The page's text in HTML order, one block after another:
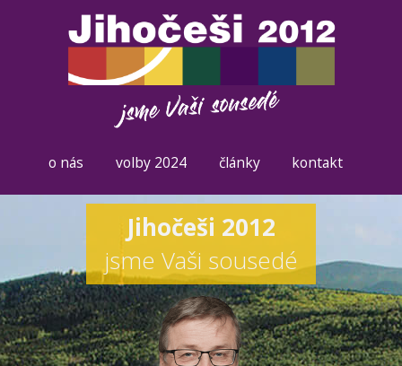
o nás volby 2024 články kontakt
Jihočeši 2012
jsme Vaši sousedé